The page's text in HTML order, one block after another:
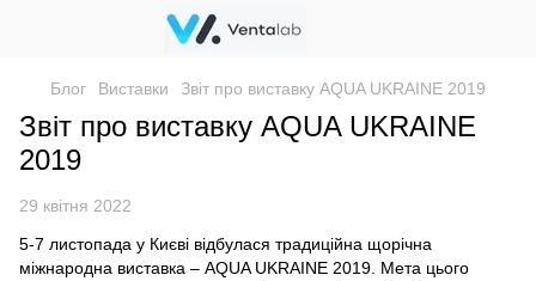
Блог Виставки Звіт про виставку AQUA UKRAINE 2019
Звіт про виставку AQUA UKRAINE
2019
29 квітня 2022
5-7 листопада у Києві відбулася традиційна щорічна
міжнародна виставка – AQUA UKRAINE 2019. Мета цього